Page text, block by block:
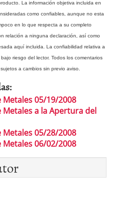
La información objetiva incluida en
como confiables, aunque no esta
en lo que respecta a su completo
relación a ninguna declaración, así como
aquí incluida. La confiabilidad relativa a
riesgo del lector. Todos los comentarios
a cambios sin previo aviso.
05/19/2008
a la Apertura del
05/28/2008
06/02/2008